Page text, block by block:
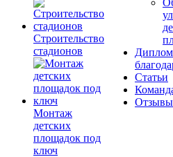
Строительство
стадионов
Монтаж
детских
площадок под
ключ
Статьи
Отзывы